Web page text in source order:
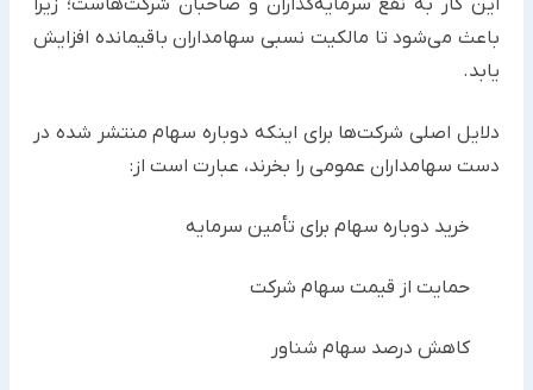
این کار به نفع سرمایه‌گذاران و صاحبان شرکت‌هاست؛ زیرا
باعث می‌شود تا مالکیت نسبی سهامداران باقیمانده افزایش
یابد.
دلایل اصلی شرکت‌ها برای اینکه دوباره سهام منتشر شده در
دست سهامداران عمومی را بخرند، عبارت است از:
خرید دوباره سهام برای تأمین سرمایه
حمایت از قیمت سهام شرکت
کاهش درصد سهام شناور